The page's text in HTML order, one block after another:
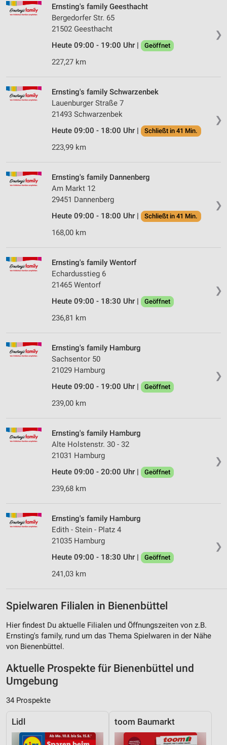
❯
Ernsting's family Geesthacht
Bergedorfer Str. 65
21502 Geesthacht
Heute 09:00 - 19:00 Uhr |
Geöffnet
227,27 km
❯
Ernsting's family Schwarzenbek
Lauenburger Straße 7
21493 Schwarzenbek
Heute 09:00 - 18:00 Uhr |
Schließt in 41 Min.
223,99 km
❯
Ernsting's family Dannenberg
Am Markt 12
29451 Dannenberg
Heute 09:00 - 18:00 Uhr |
Schließt in 41 Min.
168,00 km
❯
Ernsting's family Wentorf
Echardusstieg 6
21465 Wentorf
Heute 09:00 - 18:30 Uhr |
Geöffnet
236,81 km
❯
Ernsting's family Hamburg
Sachsentor 50
21029 Hamburg
Heute 09:00 - 19:00 Uhr |
Geöffnet
239,00 km
❯
Ernsting's family Hamburg
Alte Holstenstr. 30 - 32
21031 Hamburg
Heute 09:00 - 20:00 Uhr |
Geöffnet
239,68 km
❯
Ernsting's family Hamburg
Edith - Stein - Platz 4
21035 Hamburg
Heute 09:00 - 18:30 Uhr |
Geöffnet
241,03 km
Spielwaren Filialen in Bienenbüttel
Hier findest Du aktuelle Filialen und Öffnungszeiten von z.B.
Ernsting's family, rund um das Thema Spielwaren in der Nähe
von Bienenbüttel.
Aktuelle Prospekte für Bienenbüttel und
Umgebung
34 Prospekte
Lidl toom Baumarkt